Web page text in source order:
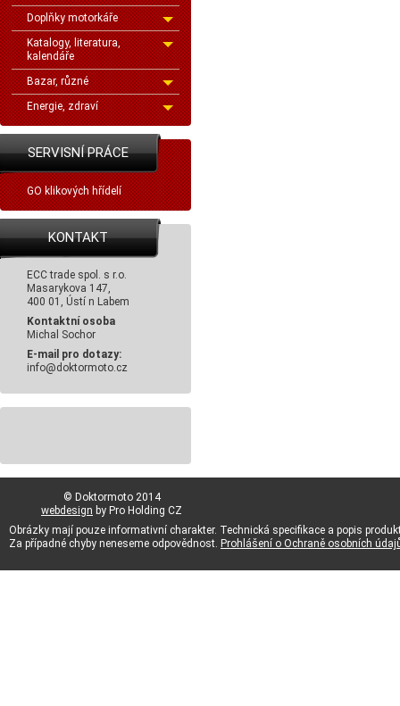
Doplňky motorkáře
Katalogy, literatura,
kalendáře
Bazar, různé
Energie, zdraví
SERVISNÍ PRÁCE
GO klikových hřídelí
KONTAKT
ECC trade spol. s r.o.
Masarykova 147,
400 01, Ústí n Labem
Kontaktní osoba
Michal Sochor
E-mail pro dotazy:
info@doktormoto.cz
© Doktormoto 2014
webdesign by Pro Holding CZ
Obrázky mají pouze informativní charakter. Technická specifikace a popis
Za případné chyby neneseme odpovědnost. Prohlášení o Ochraně osobních